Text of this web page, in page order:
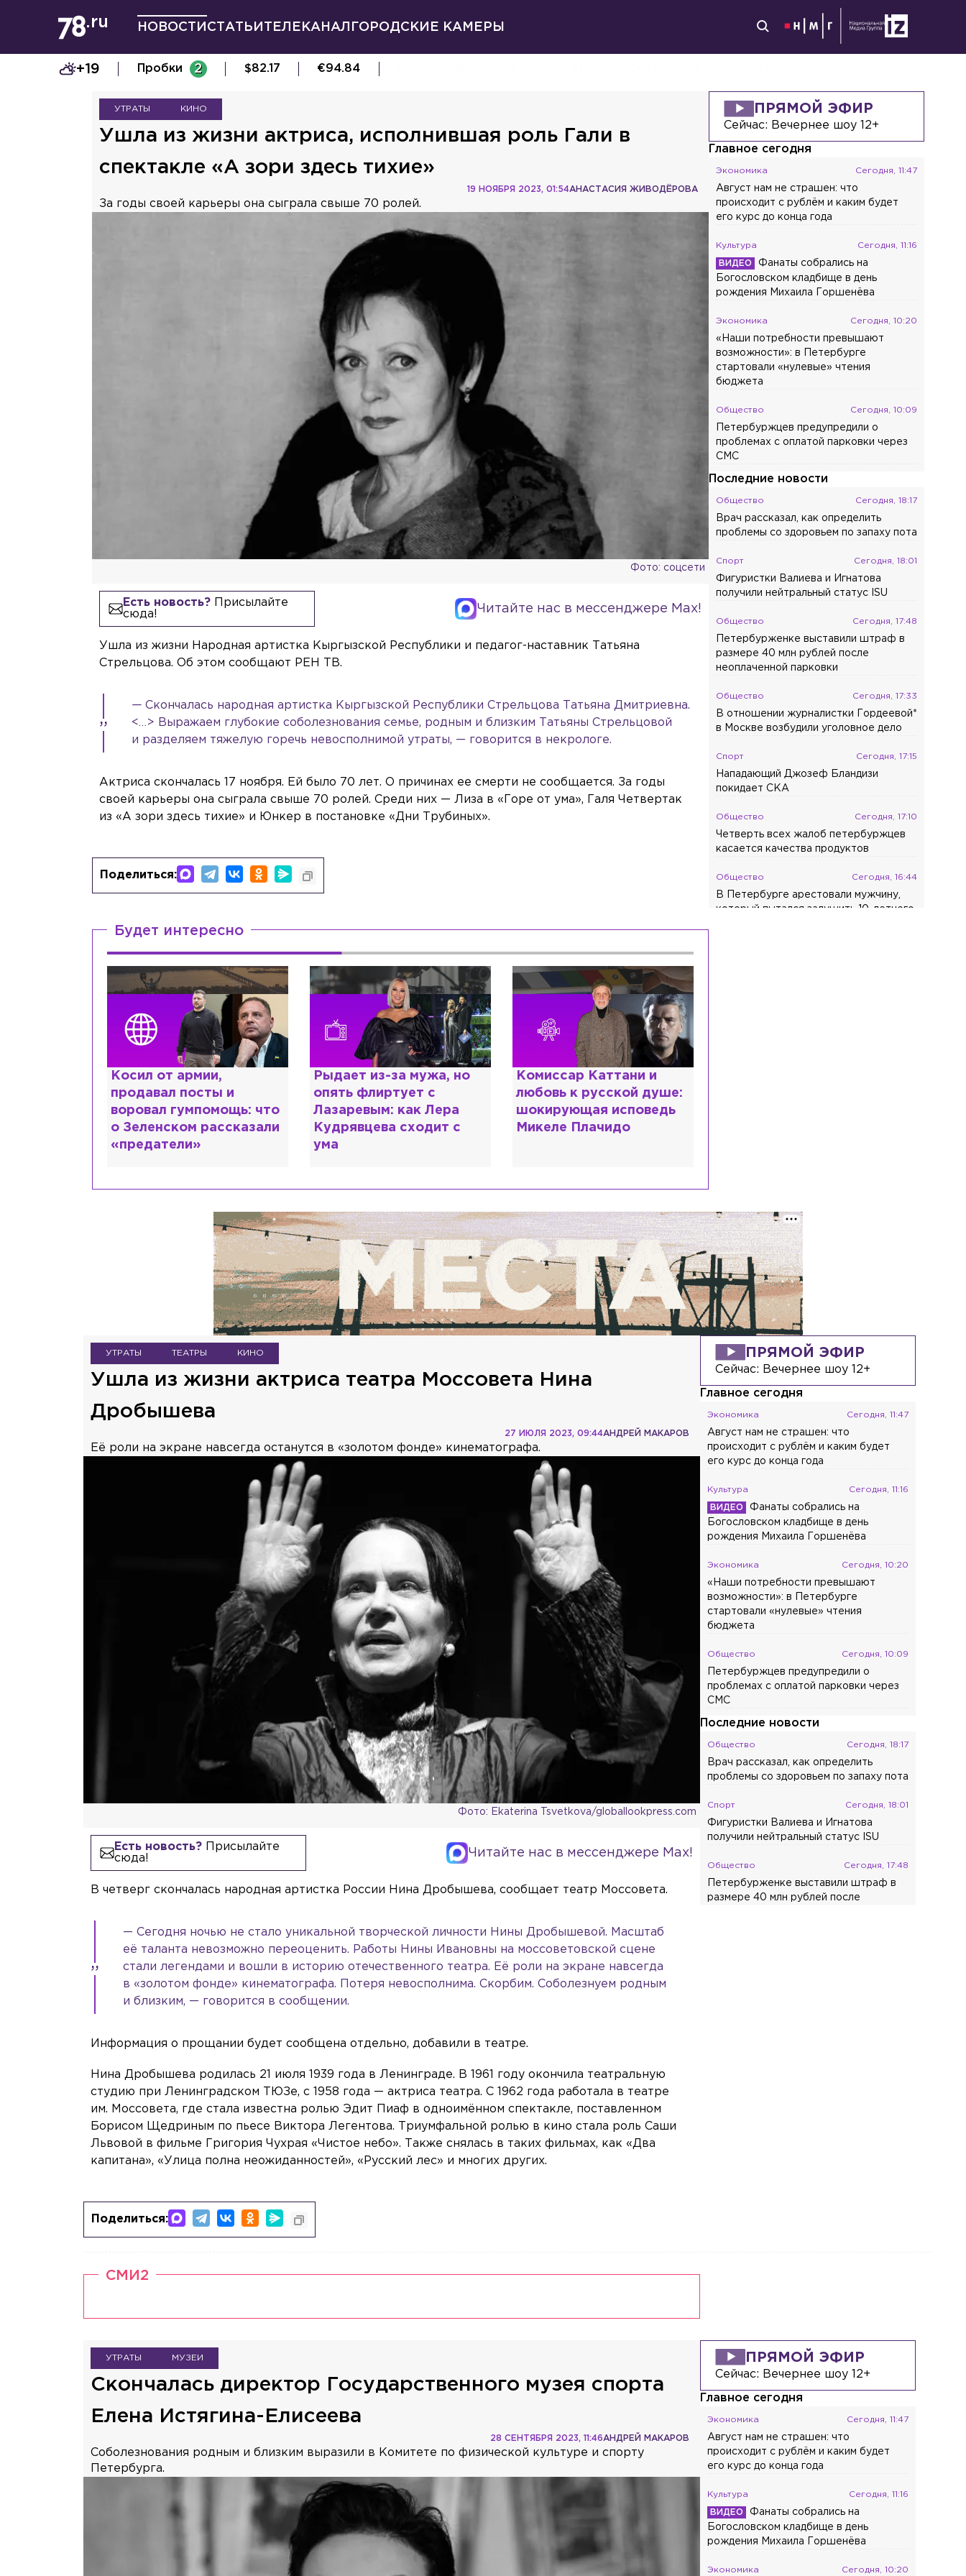
НОВОСТИ СТАТЬИ ТЕЛЕКАНАЛ ГОРОДСКИЕ КАМЕРЫ
+19 Пробки 2 $82.17 €94.84
УТРАТЫ КИНО
Ушла из жизни актриса, исполнившая роль Гали в
спектакле «А зори здесь тихие»
АНАСТАСИЯ ЖИВОДЁРОВА
19 НОЯБРЯ 2023, 01:54
За годы своей карьеры она сыграла свыше 70 ролей.
Фото: соцсети
Есть новость?Присылайте
сюда!
Читайте нас в мессенджере Max!
Ушла из жизни Народная артистка Кыргызской Республики и педагог-наставник Татьяна
Стрельцова. Об этом сообщают РЕН ТВ.
—Скончалась народная артистка Кыргызской Республики Стрельцова Татьяна Дмитриевна.
<…> Выражаем глубокие соболезнования семье, родным и близким Татьяны Стрельцовой
и разделяем тяжелую горечь невосполнимой утраты, — говорится в некрологе.
Актриса скончалась 17 ноября. Ей было 70 лет. О причинах ее смерти не сообщается. За годы
своей карьеры она сыграла свыше 70 ролей. Среди них — Лиза в «Горе от ума», Галя Четвертак
из «А зори здесь тихие» и Юнкер в постановке «Дни Трубиных».
Поделиться:
Будет интересно
Косил от армии,
продавал посты и
воровал гумпомощь: что
о Зеленском рассказали
«предатели»
Рыдает из-за мужа, но
опять флиртует с
Лазаревым: как Лера
Кудрявцева сходит с
ума
Комиссар Каттани и
любовь к русской душе:
шокирующая исповедь
Микеле Плачидо
ПРЯМОЙ ЭФИР
Сейчас: Вечернее шоу 12+
Главное сегодня
Экономика Сегодня, 11:47
Август нам не страшен: что
происходит с рублём и каким будет
его курс до конца года
Культура Сегодня, 11:16
Фанаты собрались на
Богословском кладбище в день
рождения Михаила Горшенёва
Экономика Сегодня, 10:20
«Наши потребности превышают
возможности»: в Петербурге
стартовали «нулевые» чтения
бюджета
Общество Сегодня, 10:09
Петербуржцев предупредили о
проблемах с оплатой парковки через
СМС
Последние новости
Общество Сегодня, 18:17
Врач рассказал, как определить
проблемы со здоровьем по запаху пота
Спорт Сегодня, 18:01
Фигуристки Валиева и Игнатова
получили нейтральный статус ISU
Общество Сегодня, 17:48
Петербурженке выставили штраф в
размере 40 млн рублей после
неоплаченной парковки
Общество Сегодня, 17:33
В отношении журналистки Гордеевой*
в Москве возбудили уголовное дело
Спорт Сегодня, 17:15
Нападающий Джозеф Бландизи
покидает СКА
Общество Сегодня, 17:10
Четверть всех жалоб петербуржцев
касается качества продуктов
Общество Сегодня, 16:44
В Петербурге арестовали мужчину,
который пытался задушить 10-летнего
УТРАТЫ ТЕАТРЫ КИНО
Ушла из жизни актриса театра Моссовета Нина
Дробышева
АНДРЕЙ МАКАРОВ
27 ИЮЛЯ 2023, 09:44
Её роли на экране навсегда останутся в «золотом фонде» кинематографа.
Фото: Ekaterina Tsvetkova/globallookpress.com
Есть новость?Присылайте
сюда!
Читайте нас в мессенджере Max!
В четверг скончалась народная артистка России Нина Дробышева, сообщает театр Моссовета.
— Сегодня ночью не стало уникальной творческой личности Нины Дробышевой. Масштаб
её таланта невозможно переоценить. Работы Нины Ивановны на моссоветовской сцене
стали легендами и вошли в историю отечественного театра. Её роли на экране навсегда
в «золотом фонде» кинематографа. Потеря невосполнима. Скорбим. Соболезнуем родным
и близким, — говорится в сообщении.
Информация о прощании будет сообщена отдельно, добавили в театре.
Нина Дробышева родилась 21 июля 1939 года в Ленинграде. В 1961 году окончила театральную
студию при Ленинградском ТЮЗе, с 1958 года — актриса театра. С 1962 года работала в театре
им. Моссовета, где стала известна ролью Эдит Пиаф в одноимённом спектакле, поставленном
Борисом Щедриным по пьесе Виктора Легентова. Триумфальной ролью в кино стала роль Саши
Львовой в фильме Григория Чухрая «Чистое небо». Также снялась в таких фильмах, как «Два
капитана», «Улица полна неожиданностей», «Русский лес» и многих других.
Поделиться:
ПРЯМОЙ ЭФИР
Сейчас: Вечернее шоу 12+
Главное сегодня
Экономика Сегодня, 11:47
Август нам не страшен: что
происходит с рублём и каким будет
его курс до конца года
Культура Сегодня, 11:16
Фанаты собрались на
Богословском кладбище в день
рождения Михаила Горшенёва
Экономика Сегодня, 10:20
«Наши потребности превышают
возможности»: в Петербурге
стартовали «нулевые» чтения
бюджета
Общество Сегодня, 10:09
Петербуржцев предупредили о
проблемах с оплатой парковки через
СМС
Последние новости
Общество Сегодня, 18:17
Врач рассказал, как определить
проблемы со здоровьем по запаху пота
Спорт Сегодня, 18:01
Фигуристки Валиева и Игнатова
получили нейтральный статус ISU
Общество Сегодня, 17:48
Петербурженке выставили штраф в
размере 40 млн рублей после
новые базовые станции
СМИ2
УТРАТЫ МУЗЕИ
Скончалась директор Государственного музея спорта
Елена Истягина-Елисеева
АНДРЕЙ МАКАРОВ
28 СЕНТЯБРЯ 2023, 11:46
Соболезнования родным и близким выразили в Комитете по физической культуре и спорту
Петербурга.
ПРЯМОЙ ЭФИР
Сейчас: Вечернее шоу 12+
Главное сегодня
Экономика Сегодня, 11:47
Август нам не страшен: что
происходит с рублём и каким будет
его курс до конца года
Культура Сегодня, 11:16
Фанаты собрались на
Богословском кладбище в день
рождения Михаила Горшенёва
Экономика Сегодня, 10:20